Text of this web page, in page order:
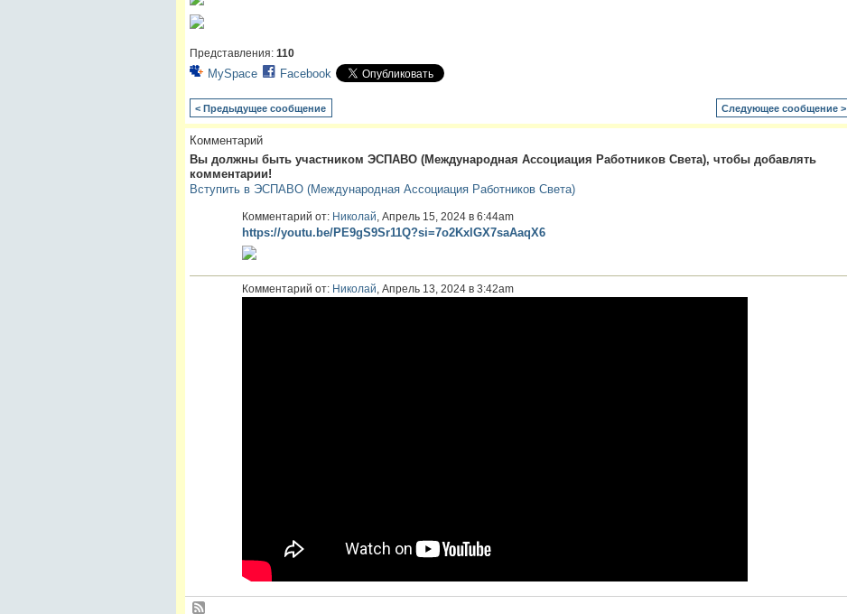
Представления: 110
MySpace Facebook
< Предыдущее сообщение Следующее сообщение >
Комментарий
Вы должны быть участником ЭСПАВО (Международная Ассоциация Работников Света), чтобы добавлять
комментарии!
Вступить в ЭСПАВО (Международная Ассоциация Работников Света)
Комментарий от: Николай, Апрель 15, 2024 в 6:44am
https://youtu.be/PE9gS9Sr11Q?si=7o2KxlGX7saAaqX6
Комментарий от: Николай , Апрель 13, 2024 в 3:42am